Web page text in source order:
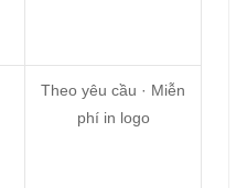
Theo yêu cầu · Miễn
phí in logo